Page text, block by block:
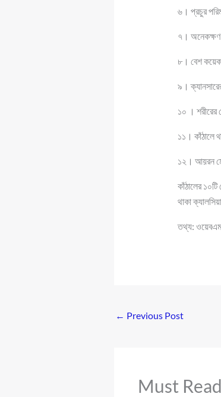
৬। প্রচুর
৭। অনেকক্ষণ
৮। বেশ কয়েক
৯।
১০ । শরীরের
১১। কাঁঠালে
১২। আয়রন
কাঁঠালের
থাকা
তথ্য:
← Previous Post
Must Read